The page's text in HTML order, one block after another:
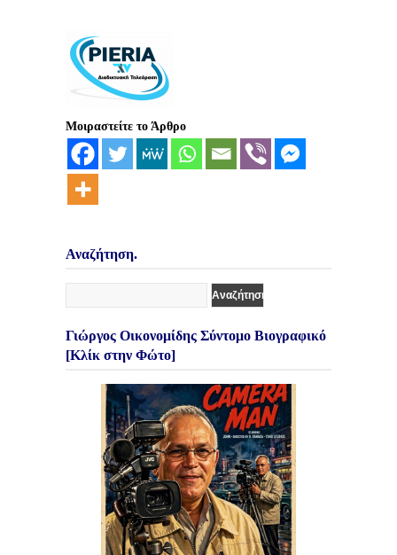
Μοιραστείτε το Άρθρο
Αναζήτηση.
Γιώργος Οικονομίδης Σύντομο Βιογραφικό
[Κλίκ στην Φώτο]